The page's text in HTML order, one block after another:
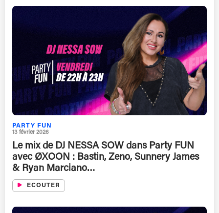
PARTY FUN
13 février 2026
Le mix de DJ NESSA SOW dans Party FUN
avec ØXOON : Bastin, Zeno, Sunnery James
& Ryan Marciano…
ECOUTER